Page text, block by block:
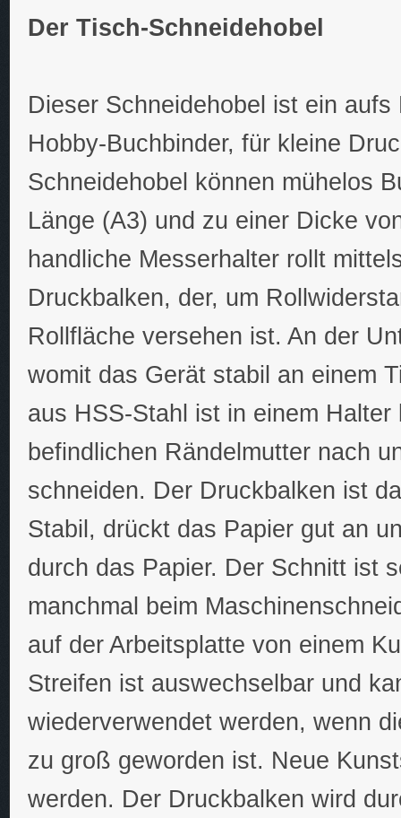
Der Tisch-Schneidehobel
Dieser Schneidehobel ist ein
Hobby-Buchbinder, für kleine
Schneidehobel können mühelos
Länge (A3) und zu einer Dicke
handliche Messerhalter rollt
Druckbalken, der, um
Rollfläche versehen ist. An der
womit das Gerät stabil an einem
aus HSS-Stahl ist in einem
befindlichen Rändelmutter nach
schneiden. Der Druckbalken ist
Stabil, drückt das Papier gut an
durch das Papier. Der Schnitt ist
manchmal beim
auf der Arbeitsplatte von einem
Streifen ist auswechselbar und
wiederverwendet werden, wenn
zu groß geworden ist. Neue
werden. Der Druckbalken wird